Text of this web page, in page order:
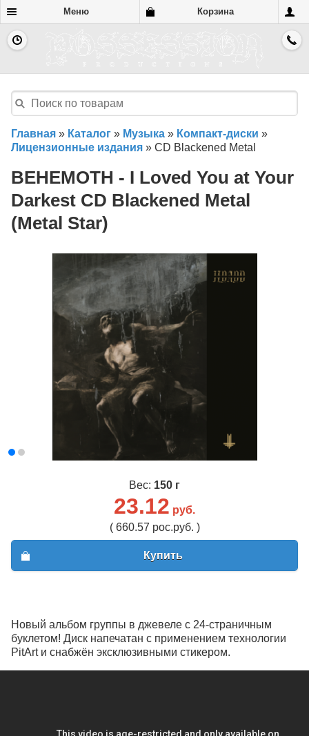
Меню Корзина
Главная » Каталог » Музыка » Компакт-диски »
Лицензионные издания » CD Blackened Metal
BEHEMOTH - I Loved You at Your
Darkest CD Blackened Metal
(Metal Star)
Вес: 150 г
23.12 руб.
( 660.57 рос.руб. )
Купить
Новый альбом группы в джевеле с 24-страничным
буклетом! Диск напечатан с применением технологии
PitArt и снабжён эксклюзивными стикером.